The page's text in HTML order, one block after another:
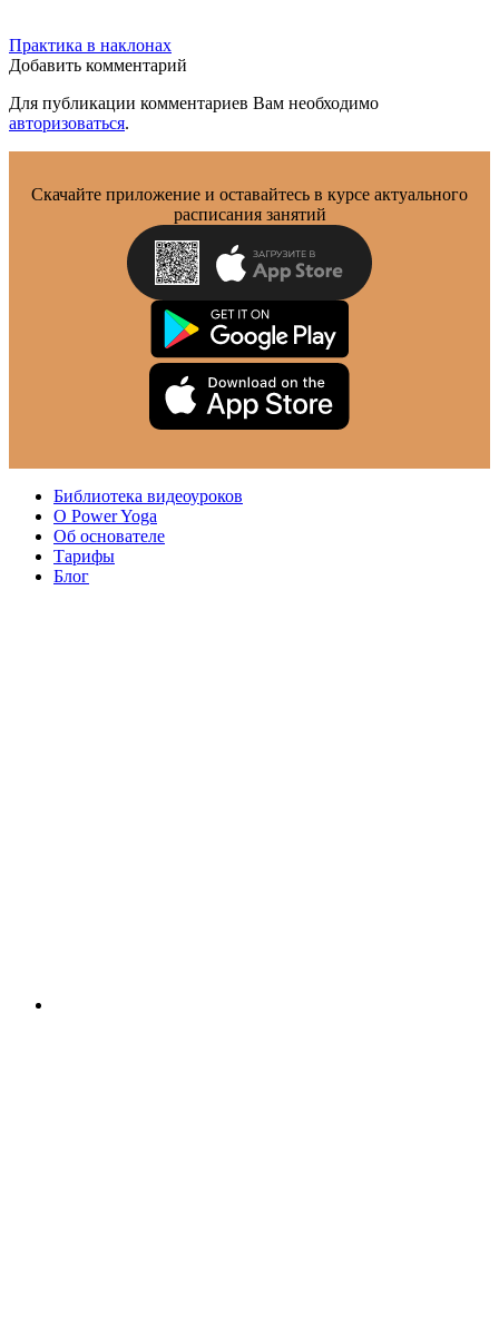
Практика в наклонах
Добавить комментарий
Для публикации комментариев Вам необходимо
авторизоваться.
Скачайте приложение и оставайтесь в курсе актуального
расписания занятий
Библиотека видеоуроков
О Power Yoga
Об основателе
Тарифы
Блог